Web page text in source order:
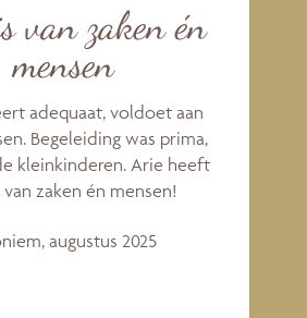
van zaken én
mensen
adequaat, voldoet aan
Begeleiding was prima,
kleinkinderen. Arie heeft
van zaken én mensen!
augustus 2025